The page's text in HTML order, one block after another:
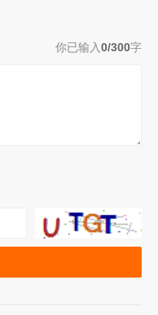
你已输入0/300字